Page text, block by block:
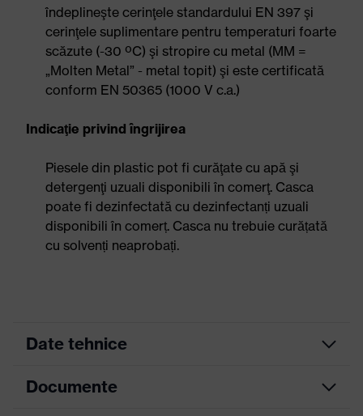
îndeplineşte cerinţele standardului EN 397 şi
cerinţele suplimentare pentru temperaturi foarte
scăzute (-30 ºC) şi stropire cu metal (MM =
„Molten Metal” - metal topit) şi este certificată
conform EN 50365 (1000 V c.a.)
Indicaţie privind îngrijirea
Piesele din plastic pot fi curăţate cu apă şi
detergenţi uzuali disponibili în comerţ. Casca
poate fi dezinfectată cu dezinfectanți uzuali
disponibili în comerț. Casca nu trebuie curățată
cu solvenți neaprobați.
Date tehnice
Prindere
Documente